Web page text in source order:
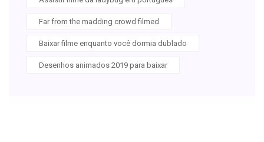
Far from the madding crowd filmed
Baixar filme enquanto você dormia dublado
Desenhos animados 2019 para baixar